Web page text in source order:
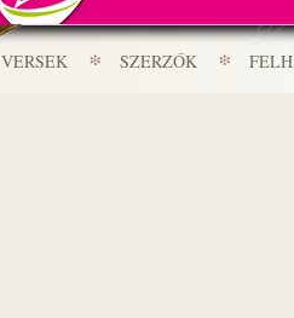
VERSEK SZERZŐK